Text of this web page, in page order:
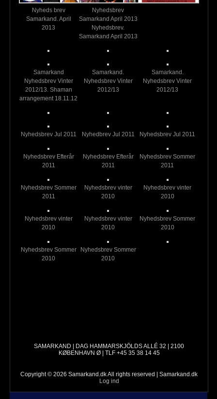
Nyheds brev
Samarkand. April
2013
Nyhedsbrev
Samarkand April 2013
Nyhedsbrev.
Samarkand April 2013
Samarkand
Nyhedsbrev Vinter
2012/13. Shaman
arrangement 18.11.12
Samarkand.
Nyhedsbrev Vinter
2012/13
Samarkand.
Nyhedsbrev Vinter
2012/13
Nyhedsbrev Jul 2011 Nyhedbrev Jul 2011 Nyhedsbrev Jul 2011
Nyhedsbrev Efterår
2011
Nyhedsbrev Efterår
2011
Nyhedsbrev Sommer
2011
Nyhedsbrev Sommer
2011
Nyhedsbrev vinter
2010
Nyhedsbrev vinter
2010
Nyhedsbrev vinter
2010
Nyhedsbrev vinter
2010
Nyhedsbrev Sommer
2010
Nyhedsbrev Sommer
2010
Nyhedsbrev Sommer
2010
SAMARKAND | DAG HAMMARSKJÖLDS ALLÉ 32 | 2100
KØBENHAVN Ø | TLF +45 35 38 14 45
Copyright © 2026 Samarkand.dk All rights reserved | Samarkand.dk
Log ind